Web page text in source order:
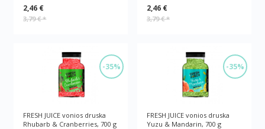
2,46 €
3,79 €*
2,46 €
3,79 €*
-35%
FRESH JUICE vonios druska
Rhubarb & Cranberries, 700 g
-35%
FRESH JUICE vonios druska
Yuzu & Mandarin, 700 g